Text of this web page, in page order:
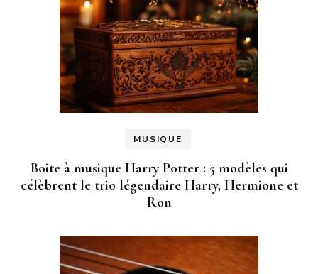
MUSIQUE
Boite à musique Harry Potter : 5 modèles qui
célèbrent le trio légendaire Harry, Hermione et
Ron